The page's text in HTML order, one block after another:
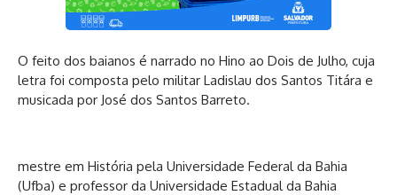
O feito dos baianos é narrado no Hino ao Dois de Julho, cuja
letra foi composta pelo militar Ladislau dos Santos Titára e
musicada por José dos Santos Barreto.
mestre em História pela Universidade Federal da Bahia
(Ufba) e professor da Universidade Estadual da Bahia